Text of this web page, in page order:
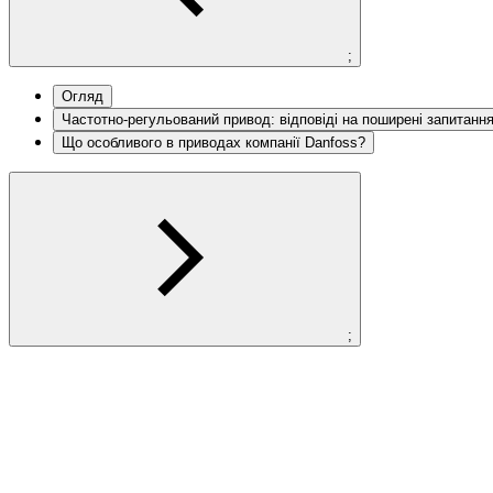
;
Огляд
Частотно-регульований привод: відповіді на поширені запитання
Що особливого в приводах компанії Danfoss?
;